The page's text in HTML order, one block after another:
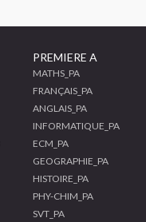
PREMIERE A
MATHS_PA
FRANÇAIS_PA
ANGLAIS_PA
INFORMATIQUE_PA
ECM_PA
GEOGRAPHIE_PA
HISTOIRE_PA
PHY-CHIM_PA
SVT_PA